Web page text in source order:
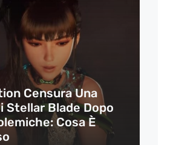
Censura Una
Stellar Blade Dopo
Cosa È